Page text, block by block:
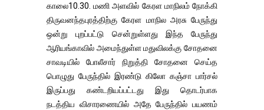
காலை10.30. மணி அளவில் கேரள மாநிலம் நோக்கி
திருவனந்தபுரத்திற்கு கேரள மாநில அரசு பேருந்து
ஒன்று புறப்பட்டு சென்றுள்ளது இந்த பேருந்து
ஆரியங்காவில் அமைந்துள்ள மதுவிலக்கு சோதனை
சாவடியில் போலீசார் நிறுத்தி சோதனை செய்த
பொழுது பேருந்தில் இரண்டு கிலோ கஞ்சா பார்சல்
இருப்பது கண்டறியப்பட்டது இது தொடர்பாக
நடத்திய விசாரணையில் அதே பேருந்தில் பயணம்